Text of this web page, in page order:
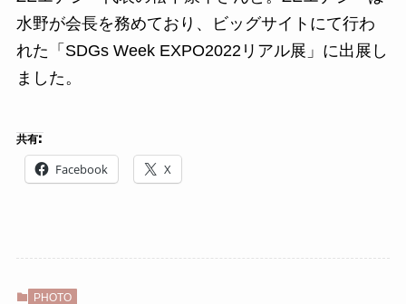
水野が会長を務めており、ビッグサイトにて行わ
れた「SDGs Week EXPO2022リアル展」に出展し
ました。
共有:
Facebook X
PHOTO